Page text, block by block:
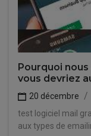
Pourquoi
vous devriez
20 décembre
test logiciel mail
aux types de